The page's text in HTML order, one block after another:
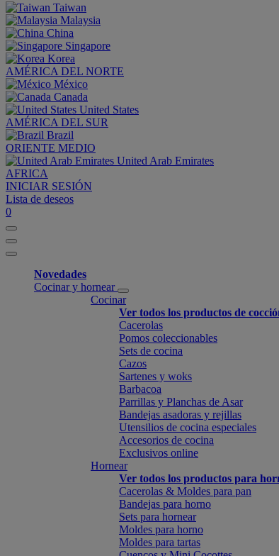
Taiwan
Malaysia
China
Singapore
Korea
AMÉRICA DEL NORTE
México
Canada
United States
AMÉRICA DEL SUR
Brazil
ORIENTE MEDIO
United Arab Emirates
AFRICA
INICIAR SESIÓN
Lista de deseos
0
Novedades
Cocinar y hornear
Cocinar
Ver todos los productos de
Cacerolas
Pomos coleccionables
Sets de cocina
Cazos
Sartenes y woks
Barbacoa
Parrillas y Planchas de Asar
Bandejas asadoras y rejillas
Utensilios de cocina especiales
Accesorios de cocina
Exclusivos online
Hornear
Ver todos los productos para
Cacerolas & Moldes para pan
Bandejas para horno
Sets para hornear
Moldes para horno
Moldes para tartas